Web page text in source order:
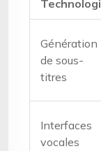
Génération
de sous-
titres
Interfaces
vocales